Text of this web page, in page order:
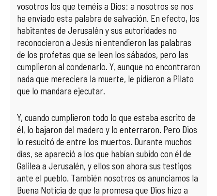
vosotros los que teméis a Dios: a nosotros se nos
ha enviado esta palabra de salvación. En efecto, los
habitantes de Jerusalén y sus autoridades no
reconocieron a Jesús ni entendieron las palabras
de los profetas que se leen los sábados, pero las
cumplieron al condenarlo. Y, aunque no encontraron
nada que mereciera la muerte, le pidieron a Pilato
que lo mandara ejecutar.
Y, cuando cumplieron todo lo que estaba escrito de
él, lo bajaron del madero y lo enterraron. Pero Dios
lo resucitó de entre los muertos. Durante muchos
días, se apareció a los que habían subido con él de
Galilea a Jerusalén, y ellos son ahora sus testigos
ante el pueblo. También nosotros os anunciamos la
Buena Noticia de que la promesa que Dios hizo a
PORTAL DE TRANSPARENCIA
RENDICIÓN CUENTAS ENTIDADES RELIGIOSAS
PREGUNTAS FRECUENTES
APOSTOLADO SEGLAR
VIDA CONSAGRADA
AUDIOS